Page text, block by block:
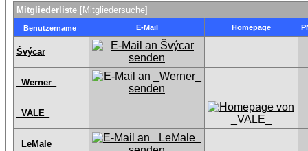
Mitgliederliste [Mitgliedersuche]
Benutzername E-Mail Homepage
Švýcar
_Werner_
_VALE_
_LeMale_